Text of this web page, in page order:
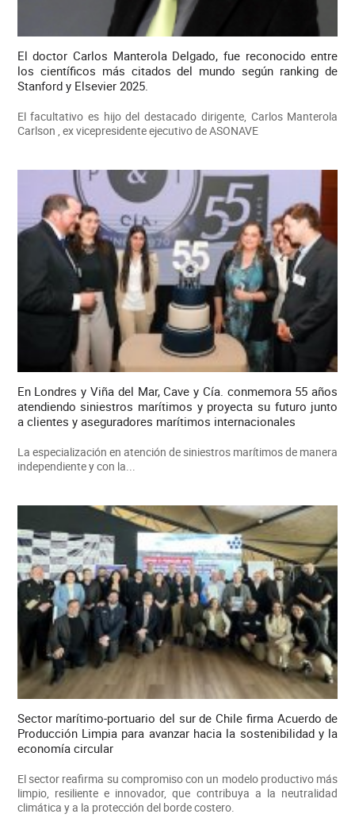
El doctor Carlos Manterola Delgado, fue reconocido entre
los científicos más citados del mundo según ranking de
Stanford y Elsevier 2025.
El facultativo es hijo del destacado dirigente, Carlos Manterola
Carlson , ex vicepresidente ejecutivo de ASONAVE
En Londres y Viña del Mar, Cave y Cía. conmemora 55 años
atendiendo siniestros marítimos y proyecta su futuro junto
a clientes y aseguradores marítimos internacionales
La especialización en atención de siniestros marítimos de manera
independiente y con la...
Sector marítimo-portuario del sur de Chile firma Acuerdo de
Producción Limpia para avanzar hacia la sostenibilidad y la
economía circular
El sector reafirma su compromiso con un modelo productivo más
limpio, resiliente e innovador, que contribuya a la neutralidad
climática y a la protección del borde costero.